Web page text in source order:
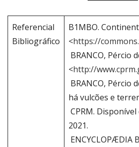
Referencial
Bibliográfico
B1MBO.
<https://
BRANCO, Pércio
<http://
BRANCO, Pércio
há vulcões e
CPRM. Disponível
2021.
ENCYCLOPÆDIA